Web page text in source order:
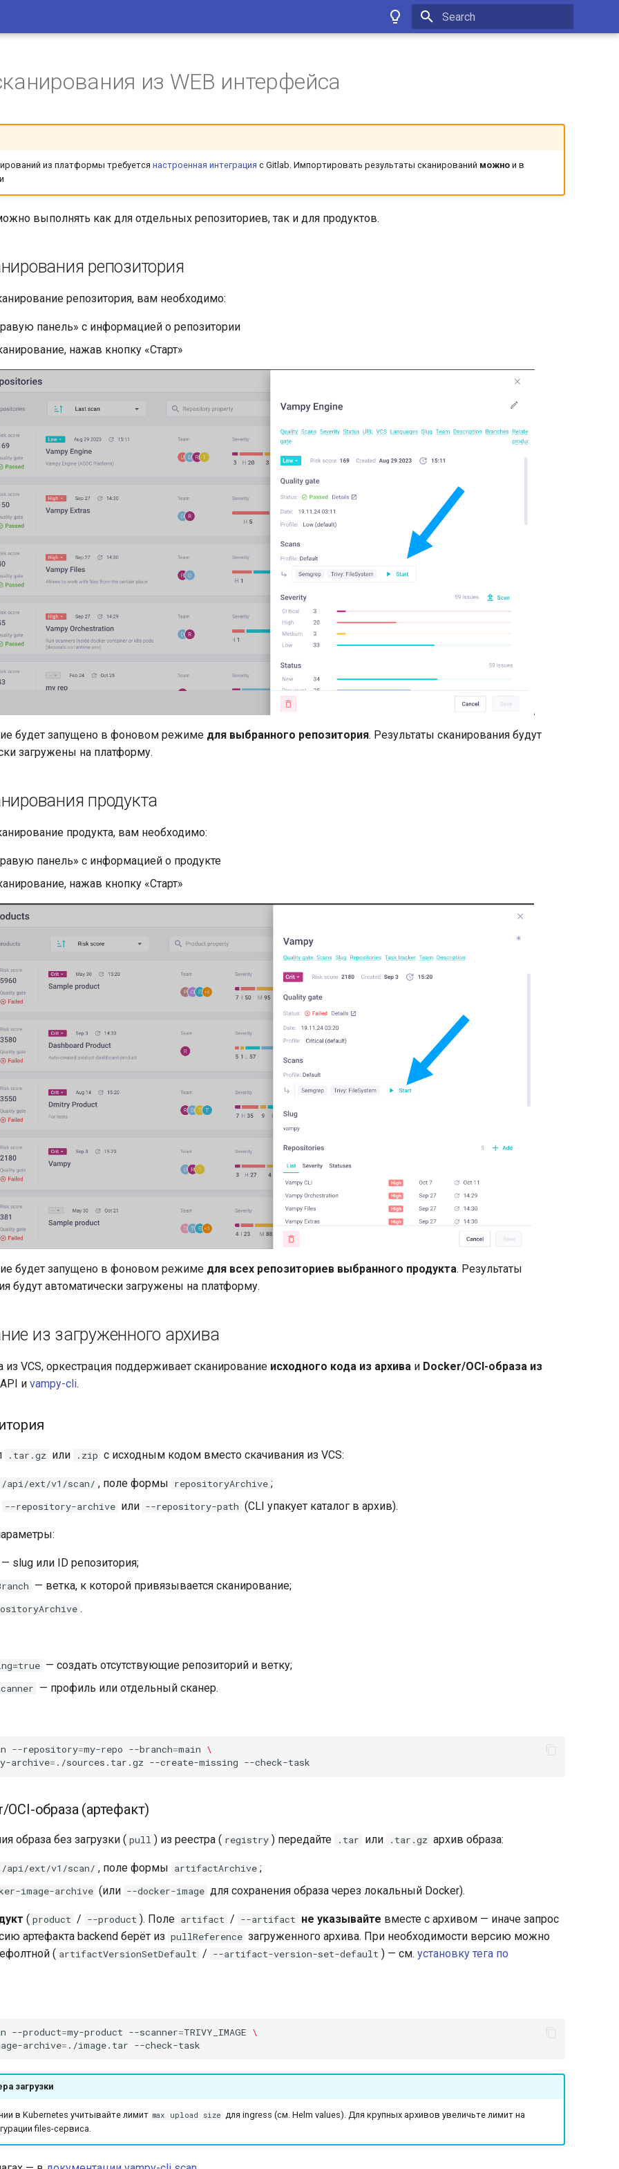
из WEB интерфейса
из платформы требуется настроенная интеграция с Gitlab. Импортировать результаты сканирований можнои в
выполнять как для отдельных репозиториев, так и для продуктов.
репозитория
репозитория, вам необходимо:
панель» с информацией о репозитории
нажав кнопку «Старт»
будет запущено в фоновом режиме для выбранного репозитория. Результаты сканирования будут
загружены на платформу.
продукта
продукта, вам необходимо:
панель» с информацией о продукте
нажав кнопку «Старт»
будет запущено в фоновом режиме для всех репозиториев выбранного продукта. Результаты
будут автоматически загружены на платформу.
из загруженного архива
VCS, оркестрация поддерживает сканирование исходного кода из архива и Docker/OCI-образа из
и vampy-cli.
.tar.gz или .zip с исходным кодом вместо скачивания из VCS:
/api/ext/v1/scan/ , поле формы repositoryArchive ;
--repository-archive или --repository-path (CLI упакует каталог в архив).
— slug или ID репозитория;
— ветка, к которой привязывается сканирование;
.
— создать отсутствующие репозиторий и ветку;
— профиль или отдельный сканер.
--repository=my-repo --branch=main \
archive= ./sources.tar.gz --create-missing
образа (артефакт)
образа без загрузки ( pull ) из реестра ( registry ) передайте .tar или .tar.gz архив образа:
/api/ext/v1/scan/ , поле формы artifactArchive ;
image-archive (или --docker-image для сохранения образа через локальный Docker).
( product / --product ). Поле artifact / --artifact не указывайте вместе с архивом — иначе запрос
артефакта backend берёт из pullReference загруженного архива. При необходимости версию можно
( artifactVersionSetDefault / --artifact-version-set-default ) — см. установку тега по
--product=my-product --scanner=TRIVY_IMAGE \
archive= ./image.tar
загрузки
в Kubernetes учитывайте лимит max upload size для ingress (см. Helm values). Для крупных архивов увеличьте лимит на
files-сервиса.